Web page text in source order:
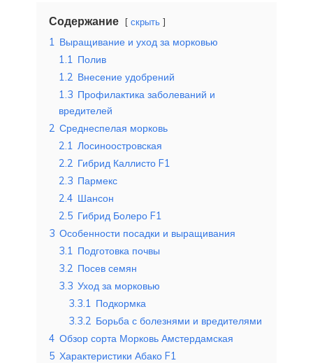
Содержание скрыть
1 Выращивание и уход за морковью
1.1 Полив
1.2 Внесение удобрений
1.3 Профилактика заболеваний и
вредителей
2 Среднеспелая морковь
2.1 Лосиноостровская
2.2 Гибрид Каллисто F1
2.3 Пармекс
2.4 Шансон
2.5 Гибрид Болеро F1
3 Особенности посадки и выращивания
3.1 Подготовка почвы
3.2 Посев семян
3.3 Уход за морковью
3.3.1 Подкормка
3.3.2 Борьба с болезнями и вредителями
4 Обзор сорта Морковь Амстердамская
5 Характеристики Абако F1